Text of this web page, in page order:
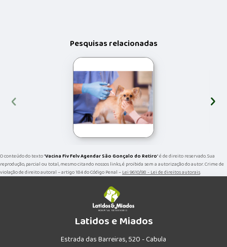
Pesquisas relacionadas
‹ ›
O conteúdo do texto "Vacina Fiv Felv Agendar São Gonçalo do Retiro" é de direito reservado. Sua
reprodução, parcial ou total, mesmo citando nossos links, é proibida sem a autorização do autor. Crime de
violação de direito autoral – artigo 184 do Código Penal –Lei 9610/98 - Lei de direitos autorais.
Latidos e Miados
Estrada das Barreiras, 520 - Cabula